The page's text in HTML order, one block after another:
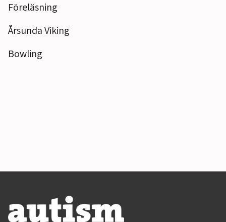
Föreläsning
Årsunda Viking
Bowling